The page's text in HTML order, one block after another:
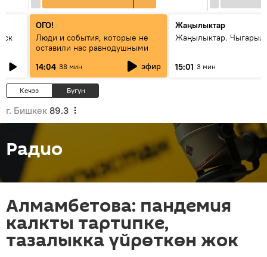
ОГО!
Люди и события, которые не
оставили нас равнодушными
14:04 38 мин эфир
Жаңылыктар
Жаңылыктар.
15:01 3 мин
Кечээ Бүгүн
г. Бишкек 89.3
Радио
Алмамбетова: пандемия
калкты тартипке,
тазалыкка үйрөткөн жок